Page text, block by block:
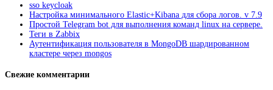
sso keycloak
Настройка минимального Elastic+Kibana для сбора логов. v 7.9
Простой Telegram bot для выполнения команд linux на сервере.
Теги в Zabbix
Аутентификация пользователя в MongoDB шардированном
кластере через mongos
Свежие комментарии